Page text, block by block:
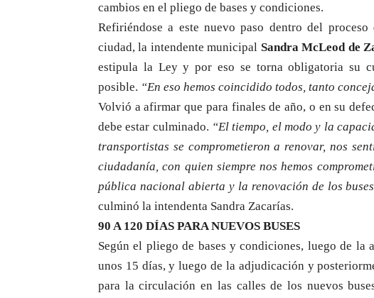
cambios en el pliego de bases y condiciones.
Refiriéndose a este nuevo paso dentro del
ciudad, la intendente municipal Sandra McLeod de
estipula la Ley y por eso se torna obligatoria su
posible. “En eso hemos coincidido todos, tanto
Volvió a afirmar que para finales de año, o en su
debe estar culminado. “El tiempo, el modo y la
transportistas se comprometieron a renovar, nos
ciudadanía, con quien siempre nos hemos
pública nacional abierta y la renovación de los
culminó la intendenta Sandra Zacarías.
90 A 120 DÍAS PARA NUEVOS BUSES
Según el pliego de bases y condiciones, luego de la
unos 15 días, y luego de la adjudicación y
para la circulación en las calles de los nuevos